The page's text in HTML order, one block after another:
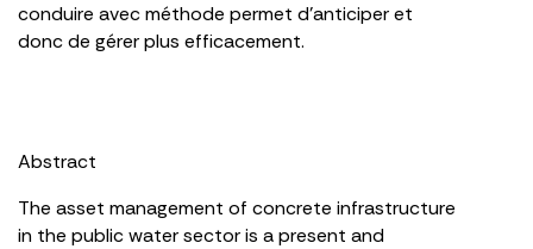
conduire avec méthode permet d’anticiper et
donc de gérer plus efficacement.
Abstract
The asset management of concrete infrastructure
in the public water sector is a present and